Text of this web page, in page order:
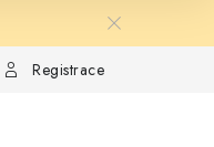
recenzí
Registrace